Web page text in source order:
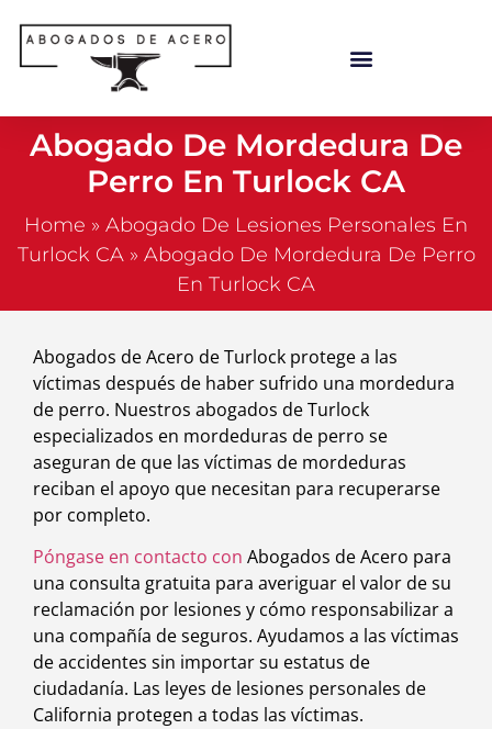
Abogado De Mordedura De
Perro En Turlock CA
Home » Abogado De Lesiones Personales En
Turlock CA» Abogado De Mordedura De Perro
En Turlock CA
Abogados de Acero de Turlock protege a las
víctimas después de haber sufrido una mordedura
de perro. Nuestros abogados de Turlock
especializados en mordeduras de perro se
aseguran de que las víctimas de mordeduras
reciban el apoyo que necesitan para recuperarse
por completo.
Póngase en contacto con Abogados de Acero para
una consulta gratuita para averiguar el valor de su
reclamación por lesiones y cómo responsabilizar a
una compañía de seguros. Ayudamos a las víctimas
de accidentes sin importar su estatus de
ciudadanía. Las leyes de lesiones personales de
California protegen a todas las víctimas.